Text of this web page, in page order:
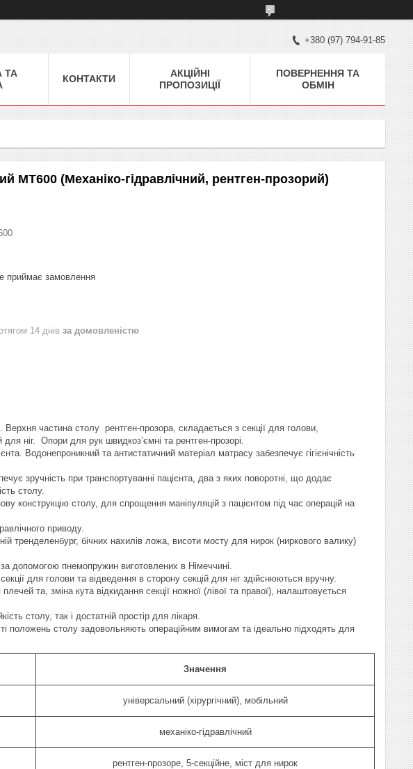
+380 (97) 794-91-85
ТА
КОНТАКТИ
АКЦІЙНІ
ПРОПОЗИЦІЇ
ПОВЕРНЕННЯ ТА
ОБМІН
МТ600 (Механіко-гідравлічний, рентген-прозорий)
приймає замовлення
14 днів за домовленістю
Верхня частина столу рентген-прозора, складається з секції для голови,
для ніг. Опори для рук швидкоз’ємні та рентген-прозорі.
Водонепроникний та антистатичний матеріал матрасу забезпечує гігієнічність
зручність при транспортуванні пацієнта, два з яких поворотні, що додає
столу.
конструкцію столу, для спрощення маніпуляцій з пацієнтом під час операцій на
приводу.
тренделенбург, бічних нахилів ложа, висоти мосту для нирок (ниркового валику)
допомогою пнемопружин виготовлених в Німеччині.
для голови та відведення в сторону секцій для ніг здійснюються вручну.
та, зміна кута відкидання секції ножної (лівої та правої), налаштовується
столу, так і достатній простір для лікаря.
положень столу задовольняють операційним вимогам та ідеально підходять для
Значення
універсальний (хірургічний), мобільний
механіко-гідравлічний
рентген-прозоре, 5-секційне, міст для нирок